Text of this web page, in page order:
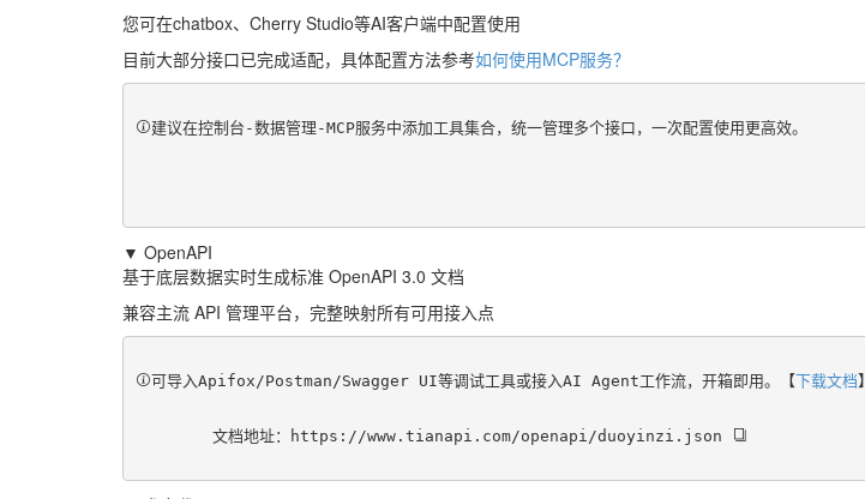
您可在chatbox、Cherry Studio等AI客户端中配置使用
目前大部分接口已完成适配，具体配置方法参考如何使用MCP服务？
建议在控制台-数据管理-MCP服务中添加工具集合，统一管理多个接口，一次配置使用更高效。
▼ OpenAPI
基于底层数据实时生成标准 OpenAPI 3.0 文档
兼容主流 API 管理平台，完整映射所有可用接入点
可导入Apifox/Postman/Swagger UI等调试工具或接入AI Agent工作流，开箱即用。【下载文档】
	文档地址：
https://www.tianapi.com/openapi/duoyinzi.json